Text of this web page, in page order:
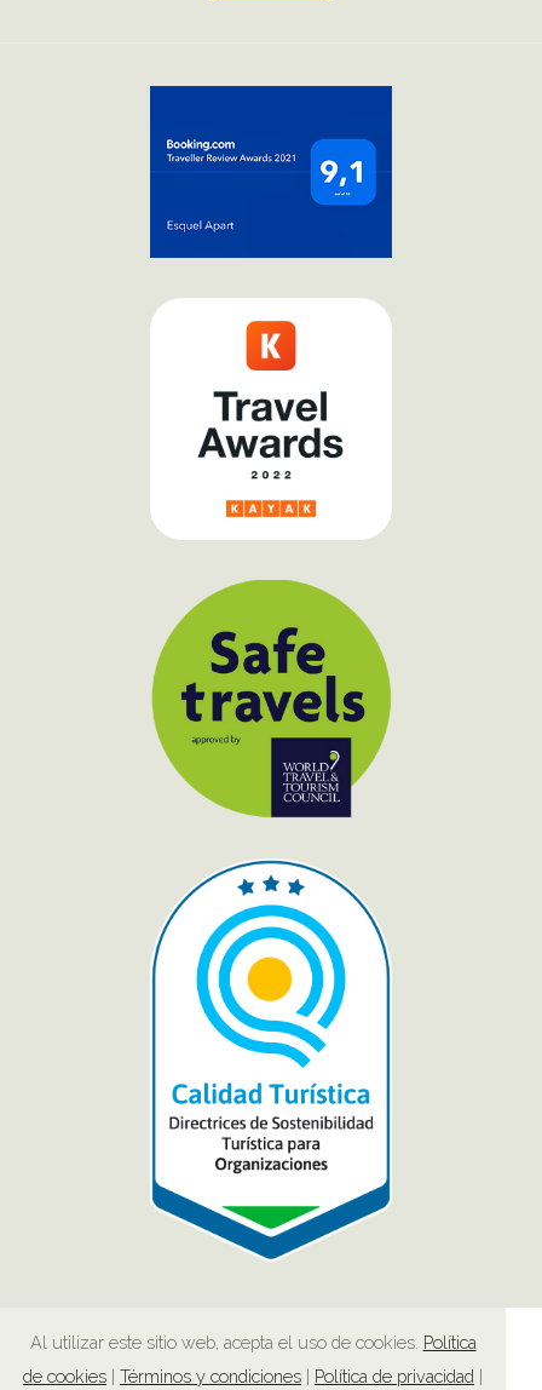
Al utilizar este sitio web, acepta el uso de cookies. Política
de cookies | Términos y condiciones | Política de privacidad |